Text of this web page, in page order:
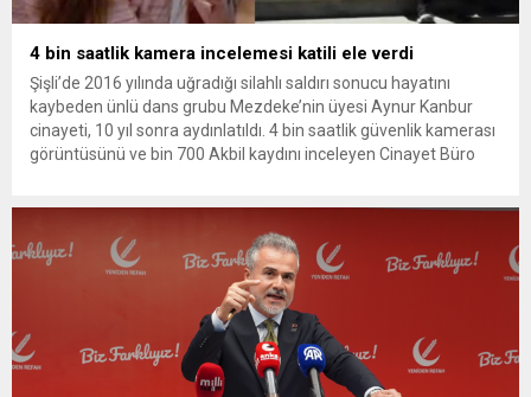
4 bin saatlik kamera incelemesi katili ele verdi
Şişli’de 2016 yılında uğradığı silahlı saldırı sonucu hayatını
kaybeden ünlü dans grubu Mezdeke’nin üyesi Aynur Kanbur
cinayeti, 10 yıl sonra aydınlatıldı. 4 bin saatlik güvenlik kamerası
görüntüsünü ve bin 700 Akbil kaydını inceleyen Cinayet Büro